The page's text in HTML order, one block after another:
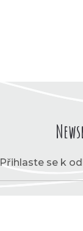
Přihlaste se k